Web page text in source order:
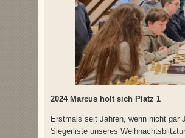
2024 Marcus holt sich Platz 1
Erstmals seit Jahren, wenn nicht gar
Siegerliste unseres